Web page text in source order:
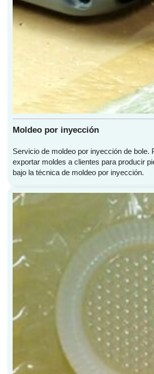
Moldeo por inyección
Servicio de moldeo por inyección de bole.
exportar moldes a clientes para producir
bajo la técnica de moldeo por inyección.